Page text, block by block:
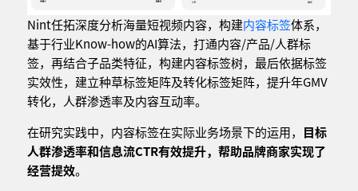
Nint任拓深度分析海量短视频内容，构建内容标签体系，
基于行业Know-how的AI算法，打通内容/产品/人群标
签，再结合子品类特征，构建内容标签树，最后依据标签
实效性，建立种草标签矩阵及转化标签矩阵，提升年GMV
转化，人群渗透率及内容互动率。
在研究实践中，内容标签在实际业务场景下的运用， 目标
人群渗透率和信息流CTR有效提升，帮助品牌商家实现了
经营提效。